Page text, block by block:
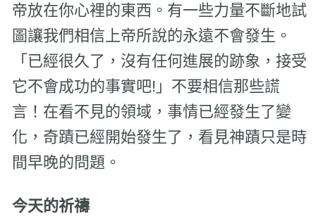
帝放在你心裡的東西。有一些力量不斷地試
圖讓我們相信上帝所說的永遠不會發生。
「已經很久了，沒有任何進展的跡象，接受
它不會成功的事實吧!」不要相信那些謊
言！在看不見的領域，事情已經發生了變
化，奇蹟已經開始發生了，看見神蹟只是時
間早晚的問題。
今天的祈禱